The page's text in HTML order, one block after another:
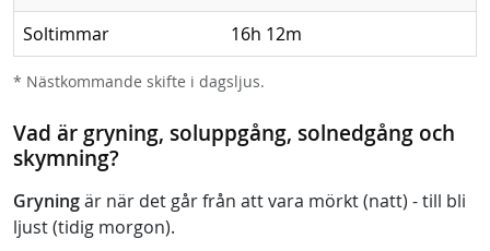
Soltimmar 16h 12m
* Nästkommande skifte i dagsljus.
Vad är gryning, soluppgång, solnedgång och
skymning?
Gryningär när det går från att vara mörkt (natt) - till bli
ljust (tidig morgon).